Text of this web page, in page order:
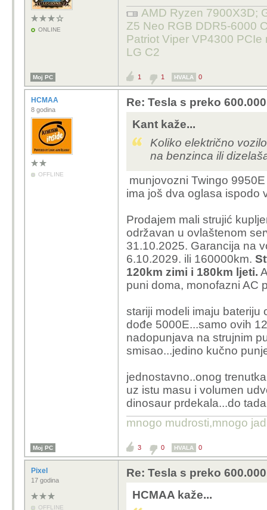
ONLINE
AMD Ryzen 7900X3D;
Z5 Neo RGB DDR5-6000
Patriot Viper VP4300
LG C2
Moj PC 1 1 HVALA 0
HCMAA
8 godina
OFFLINE
Re: Tesla s preko
Kant kaže...
Koliko električno
na benzinca ili
munjovozni Twingo 9950E
ima još dva oglasa ispodo
Prodajem mali strujić
održavan u ovlaštenom
31.10.2025. Garancija na
6.10.2029. ili 160000km.
120km zimi i 180km ljeti.
puni doma, monofazni AC
stariji modeli imaju bateriju
dođe 5000E...samo ovih
nadopunjava na strujnim
smisao...jedino kučno
jednostavno..onog
uz istu masu i volumen
dinosaur prdekala...do
mnogo mudrosti,mnogo
Moj PC 3 0 HVALA 0
Pixel
17 godina
OFFLINE
Re: Tesla s preko
HCMAA kaže...